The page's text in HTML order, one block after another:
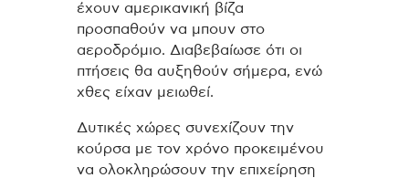
έχουν αμερικανική βίζα
προσπαθούν να μπουν στο
αεροδρόμιο. Διαβεβαίωσε ότι οι
πτήσεις θα αυξηθούν σήμερα, ενώ
χθες είχαν μειωθεί.
Δυτικές χώρες συνεχίζουν την
κούρσα με τον χρόνο προκειμένου
να ολοκληρώσουν την επιχείρηση